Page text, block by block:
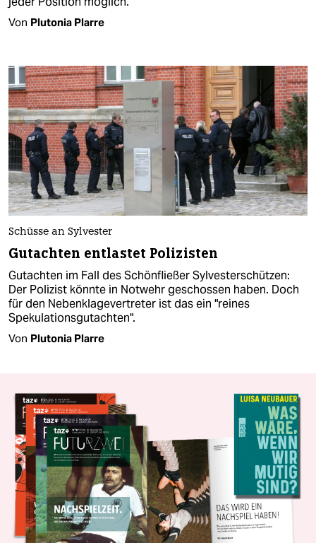
Von Plutonia Plarre
Schüsse an Sylvester
Gutachten entlastet Polizisten
Gutachten im Fall des Schönfließer Sylvesterschützen:
Der Polizist könnte in Notwehr geschossen haben. Doch
für den Nebenklagevertreter ist das ein "reines
Spekulationsgutachten".
Von Plutonia Plarre